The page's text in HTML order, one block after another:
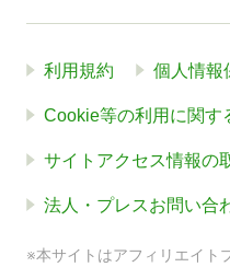
利用規約 個人情報
Cookie等の利用に関す
サイトアクセス情報の
法人・プレスお問い合